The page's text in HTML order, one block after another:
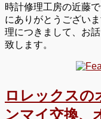
時計修理工房の近藤
にありがとうござい
理につきまして、お
致します。
ロレックスの
ンマイ交換、